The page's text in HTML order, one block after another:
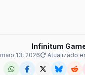
Infinitum
maio 13, 2026 Atualizado